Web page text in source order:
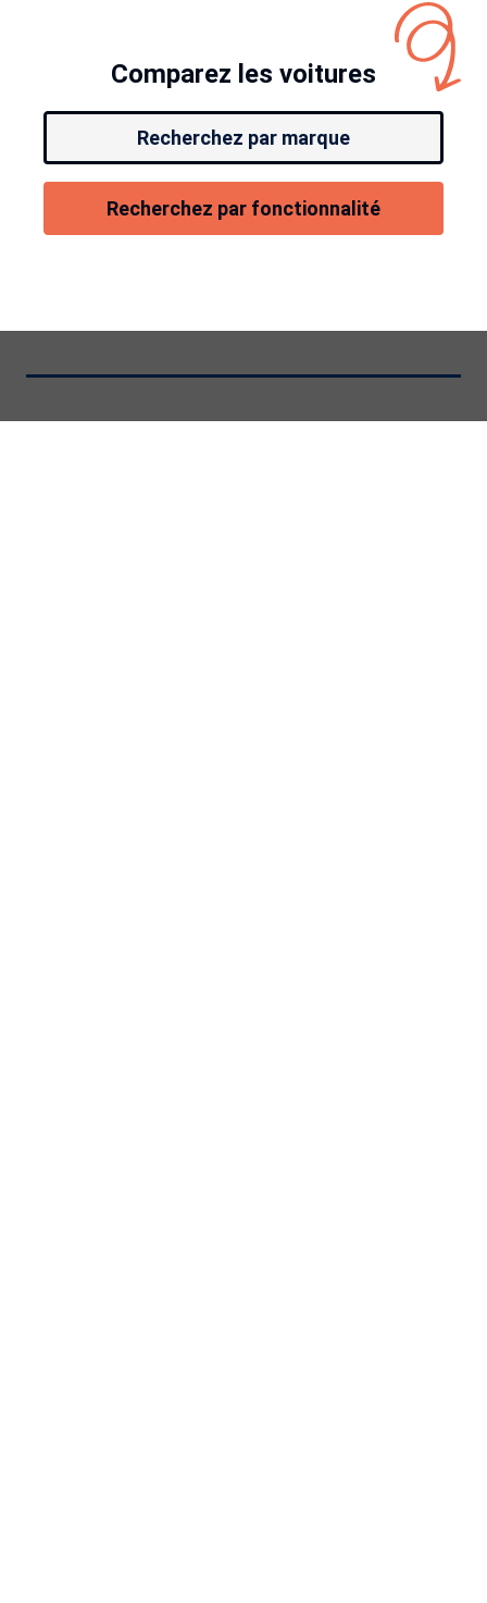
Comparez les voitures
Recherchez par marque
Recherchez par fonctionnalité